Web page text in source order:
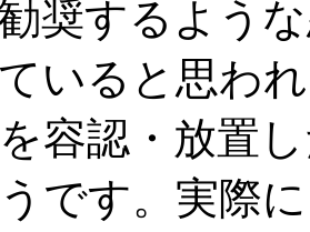
奨するよう
いると思わ
容認・放置
です。実際